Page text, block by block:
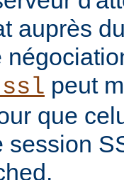
auprès
peut
que
session